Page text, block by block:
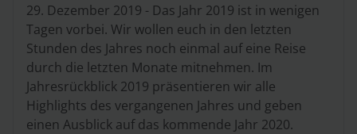
29. Dezember 2019 - Das Jahr 2019 ist in wenigen
Tagen vorbei. Wir wollen euch in den letzten
Stunden des Jahres noch einmal auf eine Reise
durch die letzten Monate mitnehmen. Im
Jahresrückblick 2019 präsentieren wir alle
Highlights des vergangenen Jahres und geben
einen Ausblick auf das kommende Jahr 2020.